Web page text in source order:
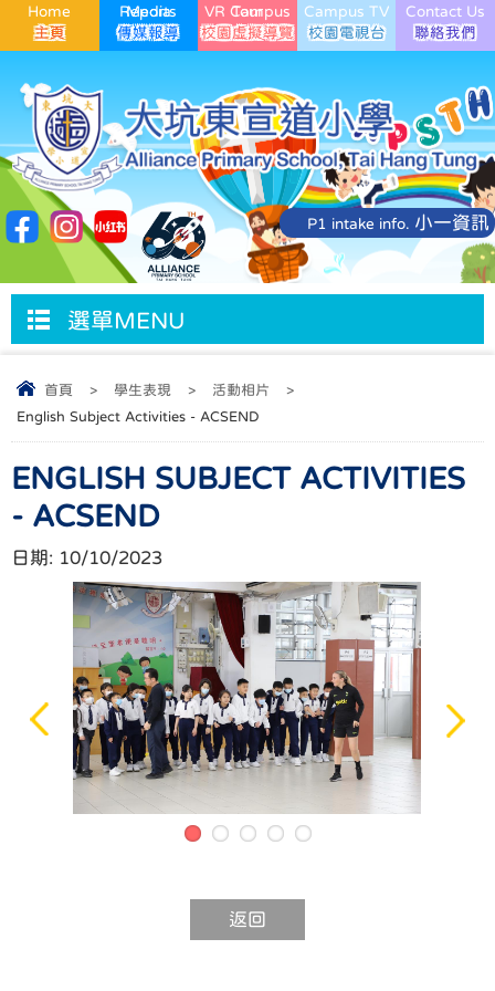
Home Media Reports VR Campus Tour Campus TV Contact Us
P1 intake info. 小一資訊
選單MENU
首頁 > 學生表現 > 活動相片
>
English Subject Activities - ACSEND
ENGLISH SUBJECT ACTIVITIES
- ACSEND
日期: 10/10/2023
返回